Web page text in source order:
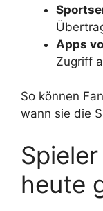
Apps
Zugriff
So können
wann sie die
heute